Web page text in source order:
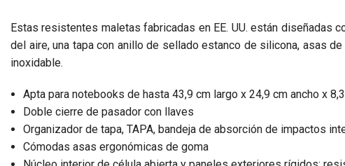
Estas resistentes maletas fabricadas en EE. UU. están diseñadas
del aire, una tapa con anillo de sellado estanco de silicona, asas
inoxidable.
Apta para notebooks de hasta 43,9 cm largo x 24,9 cm ancho x
Doble cierre de pasador con llaves
Organizador de tapa, TAPA, bandeja de absorción de impactos
Cómodas asas ergonómicas de goma